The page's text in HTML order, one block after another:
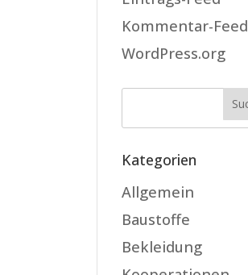
Kommentar-Feed
WordPress.org
Kategorien
Allgemein
Baustoffe
Bekleidung